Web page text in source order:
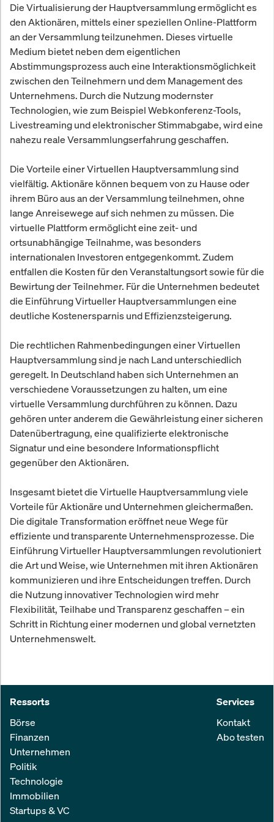
Die Virtualisierung der Hauptversammlung ermöglicht es
den Aktionären, mittels einer speziellen Online-Plattform
an der Versammlung teilzunehmen. Dieses virtuelle
Medium bietet neben dem eigentlichen
Abstimmungsprozess auch eine Interaktionsmöglichkeit
zwischen den Teilnehmern und dem Management des
Unternehmens. Durch die Nutzung modernster
Technologien, wie zum Beispiel Webkonferenz-Tools,
Livestreaming und elektronischer Stimmabgabe, wird eine
nahezu reale Versammlungserfahrung geschaffen.
Die Vorteile einer Virtuellen Hauptversammlung sind
vielfältig. Aktionäre können bequem von zu Hause oder
ihrem Büro aus an der Versammlung teilnehmen, ohne
lange Anreisewege auf sich nehmen zu müssen. Die
virtuelle Plattform ermöglicht eine zeit- und
ortsunabhängige Teilnahme, was besonders
internationalen Investoren entgegenkommt. Zudem
entfallen die Kosten für den Veranstaltungsort sowie für die
Bewirtung der Teilnehmer. Für die Unternehmen bedeutet
die Einführung Virtueller Hauptversammlungen eine
deutliche Kostenersparnis und Effizienzsteigerung.
Die rechtlichen Rahmenbedingungen einer Virtuellen
Hauptversammlung sind je nach Land unterschiedlich
geregelt. In Deutschland haben sich Unternehmen an
verschiedene Voraussetzungen zu halten, um eine
virtuelle Versammlung durchführen zu können. Dazu
gehören unter anderem die Gewährleistung einer sicheren
Datenübertragung, eine qualifizierte elektronische
Signatur und eine besondere Informationspflicht
gegenüber den Aktionären.
Insgesamt bietet die Virtuelle Hauptversammlung viele
Vorteile für Aktionäre und Unternehmen gleichermaßen.
Die digitale Transformation eröffnet neue Wege für
effiziente und transparente Unternehmensprozesse. Die
Einführung Virtueller Hauptversammlungen revolutioniert
die Art und Weise, wie Unternehmen mit ihren Aktionären
kommunizieren und ihre Entscheidungen treffen. Durch
die Nutzung innovativer Technologien wird mehr
Flexibilität, Teilhabe und Transparenz geschaffen – ein
Schritt in Richtung einer modernen und global vernetzten
Unternehmenswelt.
Ressorts
Börse
Finanzen
Unternehmen
Politik
Technologie
Immobilien
Startups & VC
Services
Kontakt
Abo testen